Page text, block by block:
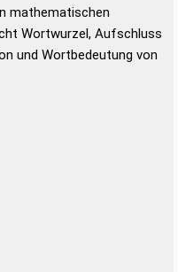
mathematischen
Wortwurzel, Aufschluss
und Wortbedeutung von